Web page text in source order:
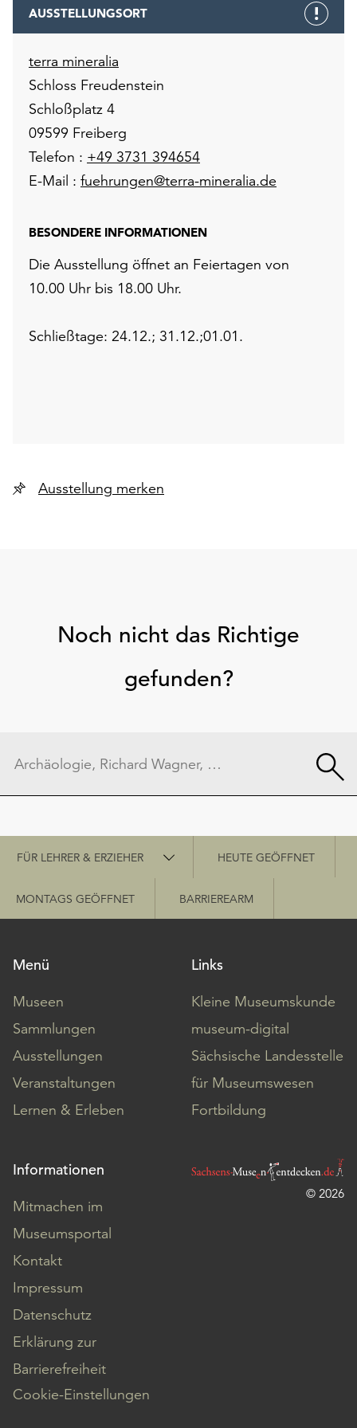
AUSSTELLUNGSORT
terra mineralia
Schloss Freudenstein
Schloßplatz 4
09599 Freiberg
Telefon : +49 3731 394654
E-Mail : fuehrungen@terra-mineralia.de
BESONDERE INFORMATIONEN
Die Ausstellung öffnet an Feiertagen von
10.00 Uhr bis 18.00 Uhr.
Schließtage: 24.12.; 31.12.;01.01.
Ausstellung merken
Noch nicht das Richtige
gefunden?
Schnellzugriff
FÜR LEHRER & ERZIEHER HEUTE GEÖFFNET
MONTAGS GEÖFFNET BARRIEREARM
Menü
Museen
Sammlungen
Ausstellungen
Veranstaltungen
Lernen & Erleben
Links
Kleine Museumskunde
museum-digital
Sächsische Landesstelle
für Museumswesen
Fortbildung
Informationen
Mitmachen im
Museumsportal
Kontakt
Impressum
Datenschutz
Erklärung zur
Barrierefreiheit
Cookie-Einstellungen
© 2026